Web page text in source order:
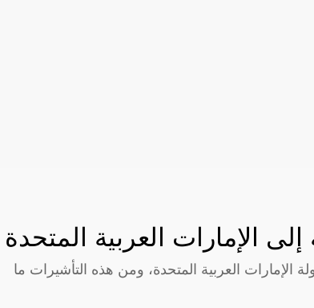
الإمارات العربية المتحدة
الإمارات العربية المتحدة، ومن هذه التأشيرات ما